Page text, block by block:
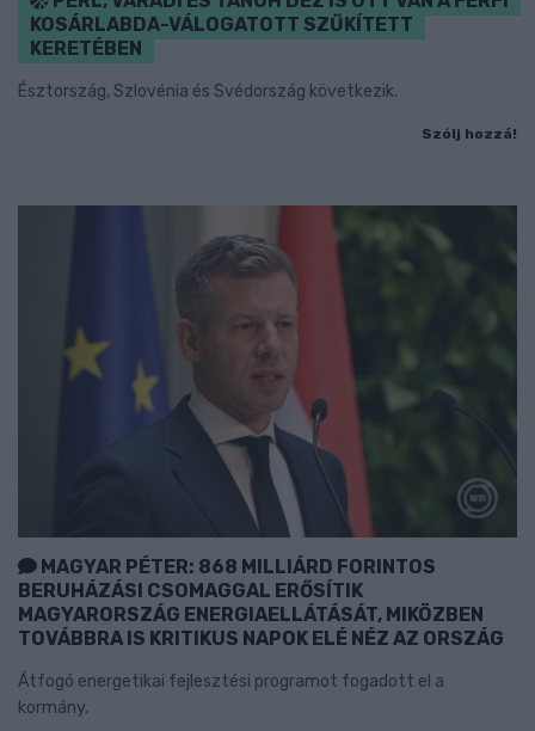
KOSÁRLABDA-VÁLOGATOTT SZŰKÍTETT
KERETÉBEN
Észtország, Szlovénia és Svédország következik.
Szólj hozzá!
MAGYAR PÉTER: 868 MILLIÁRD FORINTOS
BERUHÁZÁSI CSOMAGGAL ERŐSÍTIK
MAGYARORSZÁG ENERGIAELLÁTÁSÁT, MIKÖZBEN
TOVÁBBRA IS KRITIKUS NAPOK ELÉ NÉZ AZ ORSZÁG
Átfogó energetikai fejlesztési programot fogadott el a
kormány.